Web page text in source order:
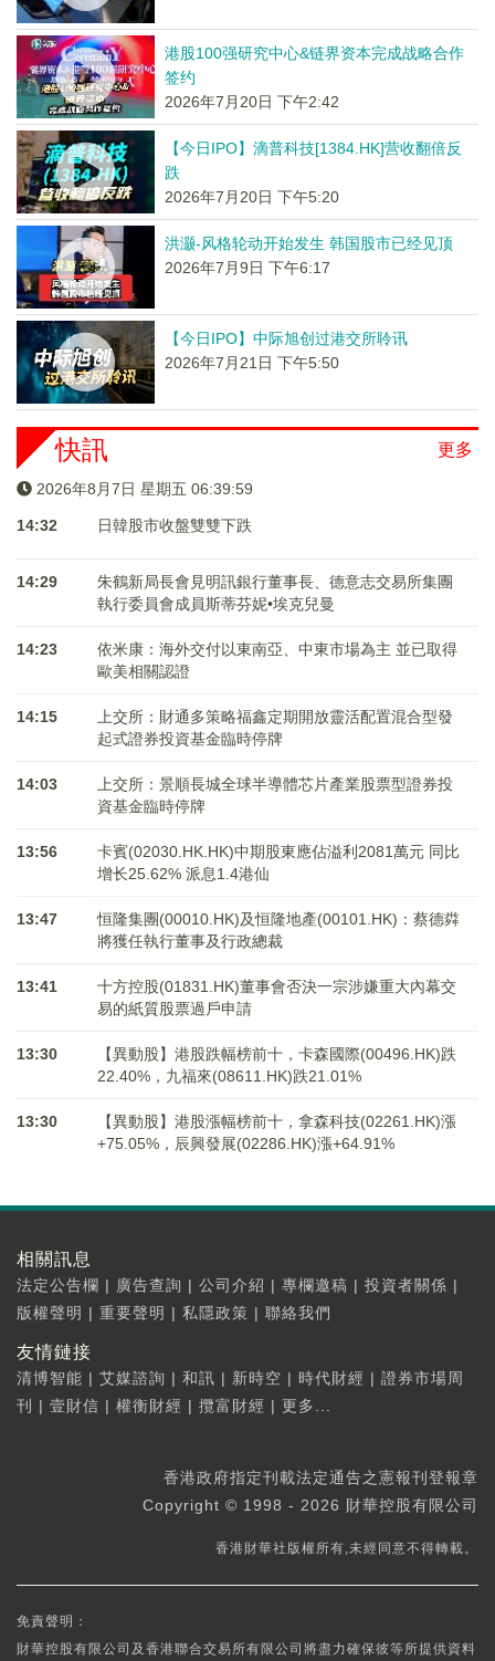
港股100强研究中心&链界资本完成战略合作
签约
2026年7月20日 下午2:42
【今日IPO】滴普科技[1384.HK]营收翻倍反
跌
2026年7月20日 下午5:20
洪灏-风格轮动开始发生 韩国股市已经见顶
2026年7月9日 下午6:17
【今日IPO】中际旭创过港交所聆讯
2026年7月21日 下午5:50
更多
快訊
2026年8月7日 星期五 06:40:00
14:32 日韓股市收盤雙雙下跌
14:29
朱鶴新局長會見明訊銀行董事長、德意志交易所集團
執行委員會成員斯蒂芬妮•埃克兒曼
14:23
依米康：海外交付以東南亞、中東市場為主 並已取得
歐美相關認證
14:15
上交所：財通多策略福鑫定期開放靈活配置混合型發
起式證券投資基金臨時停牌
14:03
上交所：景順長城全球半導體芯片產業股票型證券投
資基金臨時停牌
13:56
卡賓(02030.HK.HK)中期股東應佔溢利2081萬元 同比
增长25.62% 派息1.4港仙
13:47
恒隆集團(00010.HK)及恒隆地產(00101.HK)：蔡德粦
將獲任執行董事及行政總裁
13:41
十方控股(01831.HK)董事會否決一宗涉嫌重大內幕交
易的紙質股票過戶申請
13:30
【異動股】港股跌幅榜前十，卡森國際(00496.HK)跌
22.40%，九福來(08611.HK)跌21.01%
13:30
【異動股】港股漲幅榜前十，拿森科技(02261.HK)漲
+75.05%，辰興發展(02286.HK)漲+64.91%
相關訊息
法定公告欄 | 廣告查詢 | 公司介紹 | 專欄邀稿 | 投資者關係 |
版權聲明 | 重要聲明 | 私隱政策 | 聯絡我們
友情鏈接
清博智能 | 艾媒諮詢 | 和訊 | 新時空 | 時代財經 | 證券市場周
刊
| 壹財信 | 權衡財經 | 攬富財經 | 更多...
香港政府指定刊載法定通告之憲報刊登報章
Copyright © 1998 - 2026 財華控股有限公司
香港財華社版權所有,未經同意不得轉載。
免責聲明：
財華控股有限公司及香港聯合交易所有限公司將盡力確保彼等所提供資料